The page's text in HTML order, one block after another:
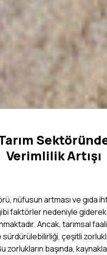
Verimlilik Artışı
nüfusun artması ve gıda
faktörler nedeniyle
Ancak, tarımsal
sürdürülebilirliği, çeşitli
zorlukların başında,